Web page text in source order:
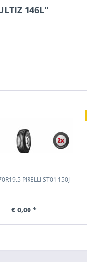
146L"
PIRELLI ST01 150J
€ 0,00 *